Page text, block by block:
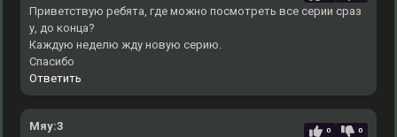
Приветствую ребята, где можно посмотреть все серии сраз
у, до конца?
Каждую неделю жду новую серию.
Спасибо
Ответить
Мяу:3 0 0